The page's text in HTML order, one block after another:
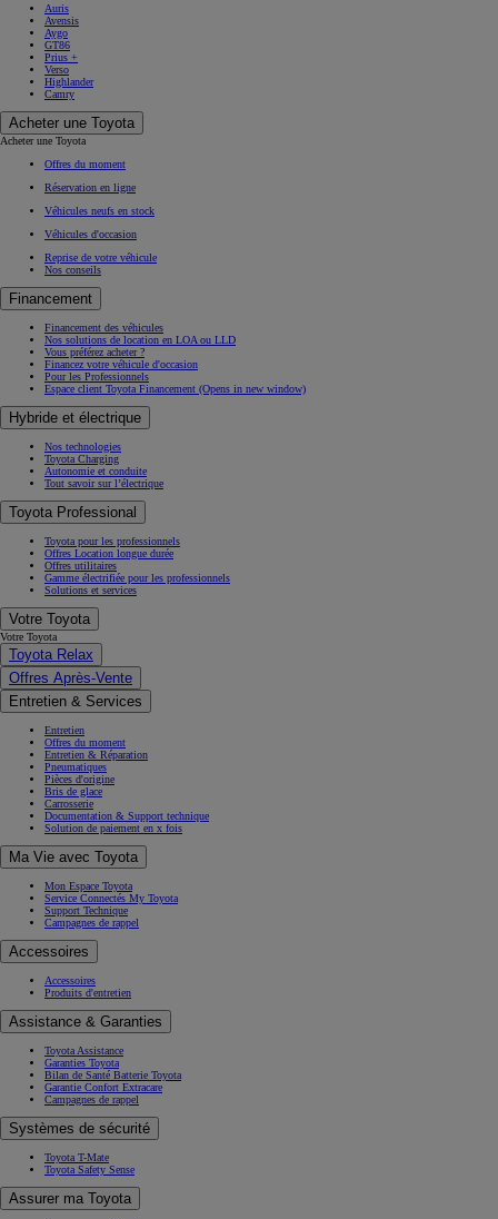
Auris
Avensis
Aygo
GT86
Prius +
Verso
Highlander
Camry
Acheter une Toyota
Acheter une Toyota
Offres du moment
Réservation en ligne
Véhicules neufs en stock
Véhicules d'occasion
Reprise de votre véhicule
Nos conseils
Financement
Financement des véhicules
Nos solutions de location en LOA ou LLD
Vous préférez acheter ?
Financez votre véhicule d'occasion
Pour les Professionnels
Espace client Toyota Financement (Opens in new window)
Hybride et électrique
Nos technologies
Toyota Charging
Autonomie et conduite
Tout savoir sur l’électrique
Toyota Professional
Toyota pour les professionnels
Offres Location longue durée
Offres utilitaires
Gamme électrifiée pour les professionnels
Solutions et services
Votre Toyota
Votre Toyota
Toyota Relax
Offres Après-Vente
Entretien & Services
Entretien
Offres du moment
Entretien & Réparation
Pneumatiques
Pièces d'origine
Bris de glace
Carrosserie
Documentation & Support technique
Solution de paiement en x fois
Ma Vie avec Toyota
Mon Espace Toyota
Service Connectés My Toyota
Support Technique
Campagnes de rappel
Accessoires
Accessoires
Produits d'entretien
Assistance & Garanties
Toyota Assistance
Garanties Toyota
Bilan de Santé Batterie Toyota
Garantie Confort Extracare
Campagnes de rappel
Systèmes de sécurité
Toyota T-Mate
Toyota Safety Sense
Assurer ma Toyota